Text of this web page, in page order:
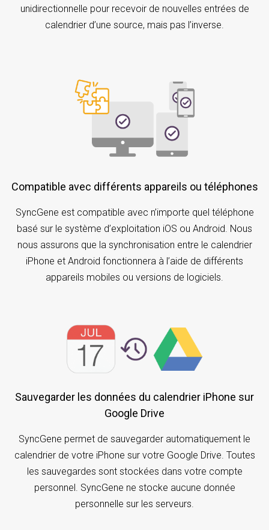
unidirectionnelle pour recevoir de nouvelles entrées de
calendrier d’une source, mais pas l’inverse.
Compatible avec différents appareils ou téléphones
SyncGene est compatible avec n’importe quel téléphone
basé sur le système d’exploitation iOS ou Android. Nous
nous assurons que la synchronisation entre le calendrier
iPhone et Android fonctionnera à l’aide de différents
appareils mobiles ou versions de logiciels.
Sauvegarder les données du calendrier iPhone sur
Google Drive
SyncGene permet de sauvegarder automatiquement le
calendrier de votre iPhone sur votre Google Drive. Toutes
les sauvegardes sont stockées dans votre compte
personnel. SyncGene ne stocke aucune donnée
personnelle sur les serveurs.